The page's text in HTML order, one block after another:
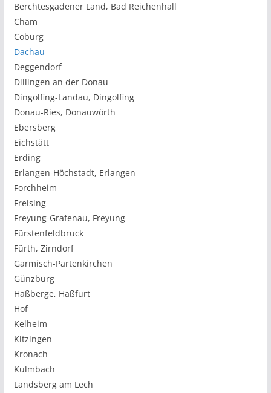
Berchtesgadener Land, Bad Reichenhall
Cham
Coburg
Dachau
Deggendorf
Dillingen an der Donau
Dingolfing-Landau, Dingolfing
Donau-Ries, Donauwörth
Ebersberg
Eichstätt
Erding
Erlangen-Höchstadt, Erlangen
Forchheim
Freising
Freyung-Grafenau, Freyung
Fürstenfeldbruck
Fürth, Zirndorf
Garmisch-Partenkirchen
Günzburg
Haßberge, Haßfurt
Hof
Kelheim
Kitzingen
Kronach
Kulmbach
Landsberg am Lech